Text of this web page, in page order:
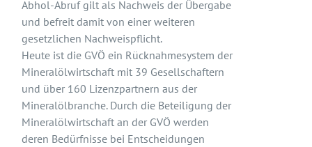
Abhol-Abruf gilt als Nachweis der Übergabe
und befreit damit von einer weiteren
gesetzlichen Nachweispflicht.
Heute ist die GVÖ ein Rücknahmesystem der
Mineralölwirtschaft mit 39 Gesellschaftern
und über 160 Lizenzpartnern aus der
Mineralölbranche. Durch die Beteiligung der
Mineralölwirtschaft an der GVÖ werden
deren Bedürfnisse bei Entscheidungen